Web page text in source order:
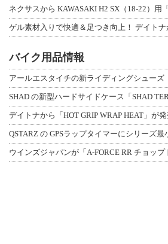
ネクサスから KAWASAKI H2 SX（18-22）用
バイク用品情報
SHAD の新型ハードサイドケース「SHAD
デイトナから「HOT GRIP WRAP HEAT」が
QSTARZ の GPSラップタイマーにシリーズ
ウインズジャパンが「A-FORCE RR チョップ